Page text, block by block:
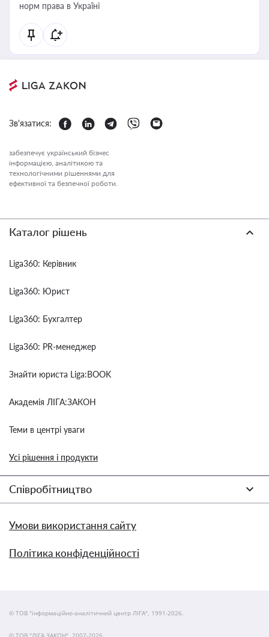
норм права в Україні
Зв'язатися:
забезпечує український бізнес
інформацією, аналітикою та
технологічними рішеннями для
ефективної та безпечної роботи.
Каталог рішень
Liga360: Керівник
Liga360: Юрист
Liga360: Бухгалтер
Liga360: PR-менеджер
Знайти юриста Liga:BOOK
Академія ЛІГА:ЗАКОН
Теми в центрі уваги
Усі рішення і продукти
Співробітництво
Умови використання сайту
Політика конфіденційності
© ТОВ "інформаційно-аналітичний центр ЛІГА", 1991-2026.
© ТОВ "ЛІГА ЗАКОН", 2007-2026.